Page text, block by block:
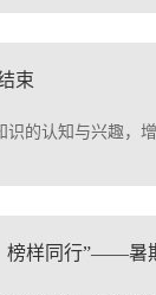
束
的认知与兴趣，
榜样同行”——暑